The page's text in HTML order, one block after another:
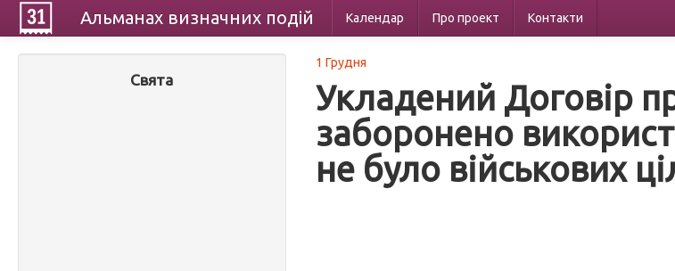
Альманах визначних подій Календар Про проект Контакти
Свята
1 Грудня
Укладений Договір
заборонено
не було військових